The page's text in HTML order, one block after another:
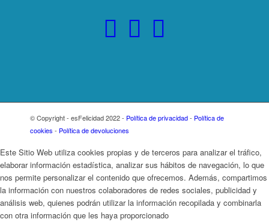
© Copyright - esFelicidad 2022 - Política de privacidad- Política de
cookies - Política de devoluciones
Este Sitio Web utiliza cookies propias y de terceros para analizar el tráfico,
elaborar información estadística, analizar sus hábitos de navegación, lo que
nos permite personalizar el contenido que ofrecemos. Además, compartimos
la información con nuestros colaboradores de redes sociales, publicidad y
análisis web, quienes podrán utilizar la información recopilada y combinarla
con otra información que les haya proporcionado